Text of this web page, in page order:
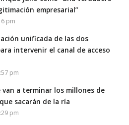
empresarial”
pm
unificada de las dos
intervenir el canal de acceso
pm
van a terminar los millones de
sacarán de la ría
pm